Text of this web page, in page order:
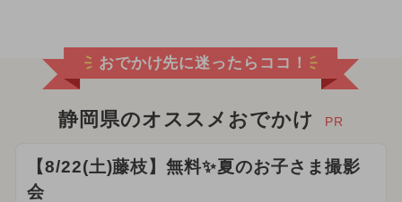
おでかけ先に迷ったらココ！
静岡県のオススメおでかけ PR
【8/22(土)藤枝】無料✨夏のお子さま撮影
会